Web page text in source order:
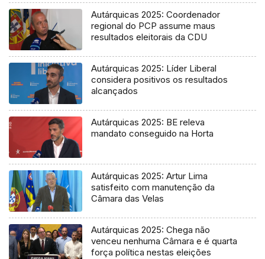
Autárquicas 2025: Coordenador
regional do PCP assume maus
resultados eleitorais da CDU
Autárquicas 2025: Líder Liberal
considera positivos os resultados
alcançados
Autárquicas 2025: BE releva
mandato conseguido na Horta
Autárquicas 2025: Artur Lima
satisfeito com manutenção da
Câmara das Velas
Autárquicas 2025: Chega não
venceu nenhuma Câmara e é quarta
força política nestas eleições